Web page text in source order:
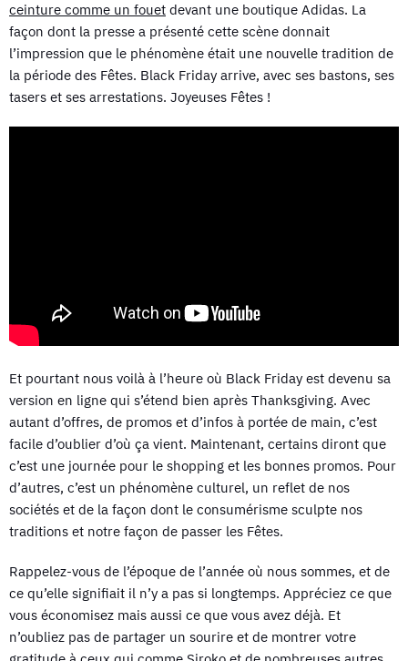
ceinture comme un fouet devant une boutique Adidas. La
façon dont la presse a présenté cette scène donnait
l’impression que le phénomène était une nouvelle tradition de
la période des Fêtes. Black Friday arrive, avec ses bastons, ses
tasers et ses arrestations. Joyeuses Fêtes !
Et pourtant nous voilà à l’heure où Black Friday est devenu sa
version en ligne qui s’étend bien après Thanksgiving. Avec
autant d’offres, de promos et d’infos à portée de main, c’est
facile d’oublier d’où ça vient. Maintenant, certains diront que
c’est une journée pour le shopping et les bonnes promos. Pour
d’autres, c’est un phénomène culturel, un reflet de nos
sociétés et de la façon dont le consumérisme sculpte nos
traditions et notre façon de passer les Fêtes.
Rappelez-vous de l’époque de l’année où nous sommes, et de
ce qu’elle signifiait il n’y a pas si longtemps. Appréciez ce que
vous économisez mais aussi ce que vous avez déjà. Et
n’oubliez pas de partager un sourire et de montrer votre